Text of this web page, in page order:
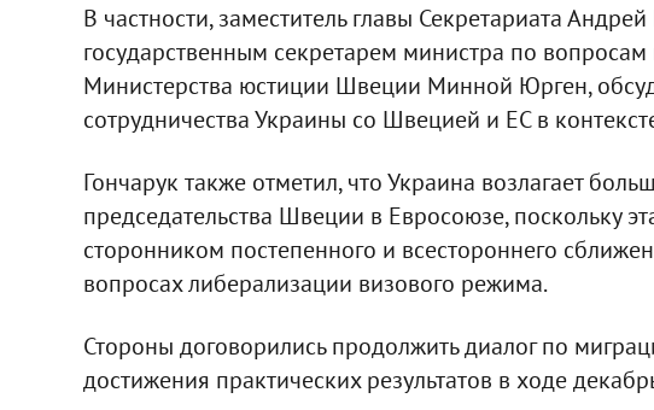
В частности, заместитель главы Секретариата
государственным секретарем министра по
Министерства юстиции Швеции Минной Юрген,
сотрудничества Украины со Швецией и ЕС в
Гончарук также отметил, что Украина возлагает
председательства Швеции в Евросоюзе, поскольку
сторонником постепенного и всестороннего
вопросах либерализации визового режима.
Стороны договорились продолжить диалог по
достижения практических результатов в ходе